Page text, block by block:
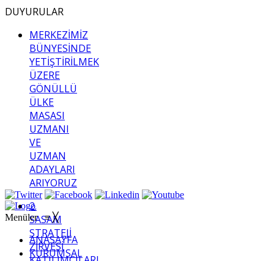
DUYURULAR
MERKEZİMİZ
BÜNYESİNDE
YETİŞTİRİLMEK
ÜZERE
GÖNÜLLÜ
ÜLKE
MASASI
UZMANI
VE
UZMAN
ADAYLARI
ARIYORUZ
2.
SASAM
STRATEJİ
ZİRVESİ
Menüler≡ ╳
ANASAYFA
KURUMSAL